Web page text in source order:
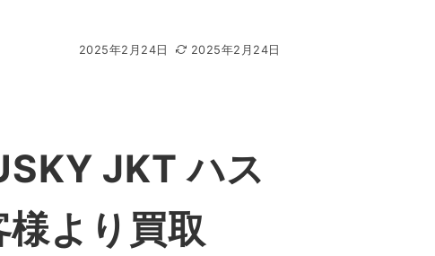
2025年2月24日 2025年2月24日
JKT ハス
様より買取